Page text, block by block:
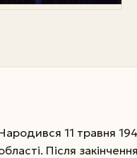
11 травня
Після